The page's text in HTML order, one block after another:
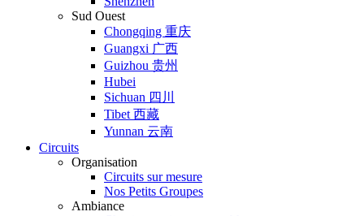
Sud Ouest
Chongqing 重庆
Guangxi 广西
Guizhou 贵州
Hubei
Sichuan 四川
Tibet 西藏
Yunnan 云南
Circuits
Organisation
Circuits sur mesure
Nos Petits Groupes
Ambiance